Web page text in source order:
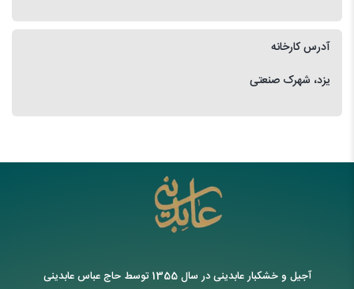
آدرس کارخانه
یزد، شهرک صنعتی
آجیل و خشکبار عابدینی در سال 1355 توسط حاج عباس عابدینی